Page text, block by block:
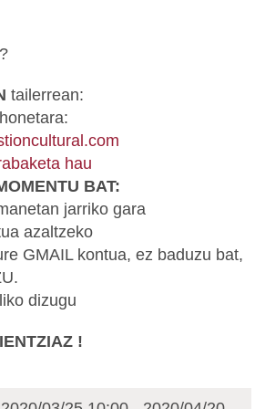
tailerrean:
hau
BAT:
jarriko gara
azaltzeko
GMAIL kontua, ez baduzu bat,
dizugu
!